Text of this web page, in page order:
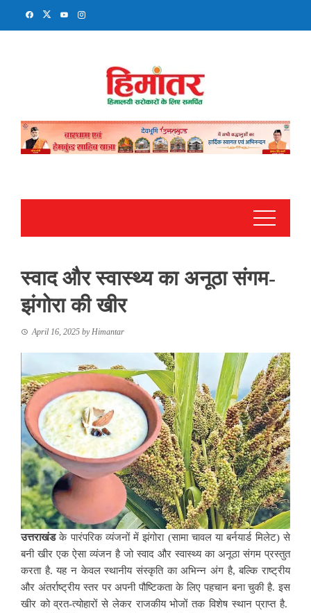
स्वाद और स्वास्थ्य का अनूठा संगम-
झंगोरा की खीर
April 16, 2025 byHimantar
उत्तराखंडके पारंपरिक व्यंजनों में झंगोरा (सामा चावल या बर्नयार्ड मिलेट) से
बनी खीर एक ऐसा व्यंजन है जो स्वाद और स्वास्थ्य का अनूठा संगम प्रस्तुत
करता है. यह न केवल स्थानीय संस्कृति का अभिन्न अंग है, बल्कि राष्ट्रीय
और अंतर्राष्ट्रीय स्तर पर अपनी पौष्टिकता के लिए पहचान बना चुकी है. इस
खीर को व्रत-त्योहारों से लेकर राजकीय भोजों तक विशेष स्थान प्राप्त है.